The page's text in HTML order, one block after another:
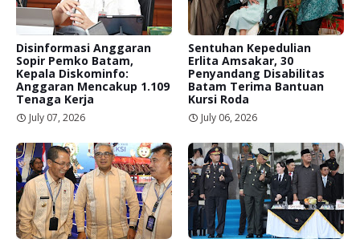
Disinformasi Anggaran
Sopir Pemko Batam,
Kepala Diskominfo:
Anggaran Mencakup 1.109
Tenaga Kerja
July 07, 2026
Sentuhan Kepedulian
Erlita Amsakar, 30
Penyandang Disabilitas
Batam Terima Bantuan
Kursi Roda
July 06, 2026